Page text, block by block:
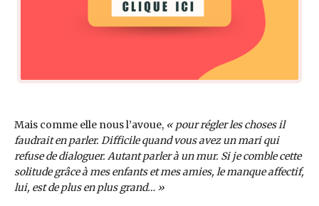
Mais comme elle nous l’avoue, « pour régler les choses il
faudrait en parler. Difficile quand vous avez un mari qui
refuse de dialoguer. Autant parler à un mur. Si je comble cette
solitude grâce à mes enfants et mes amies, le manque affectif,
lui, est de plus en plus grand… »